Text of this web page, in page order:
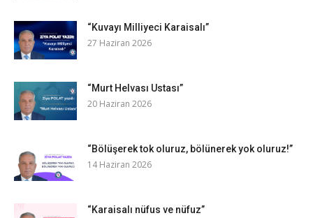
“Kuvayı Milliyeci Karaisalı”
27 Haziran 2026
“Murt Helvası Ustası”
20 Haziran 2026
“Bölüşerek tok oluruz, bölünerek yok oluruz!”
14 Haziran 2026
“Karaisalı nüfus ve nüfuz”